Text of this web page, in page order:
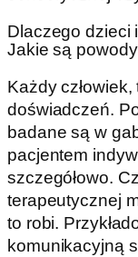
Dlaczego dzieci
Jakie są
Każdy
doświadczeń.
badane są w
pacjentem
szczegółowo.
terapeutycznej
to robi.
komunikacyjną